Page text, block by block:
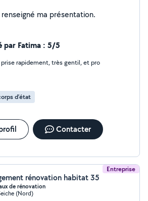
Je n'ai pas encore renseigné ma présentation.
par Fatima : 5/5
prise rapidement, très gentil, et pro
d’état
Contacter
Entreprise
rénovation habitat 35
de rénovation
(Nord)